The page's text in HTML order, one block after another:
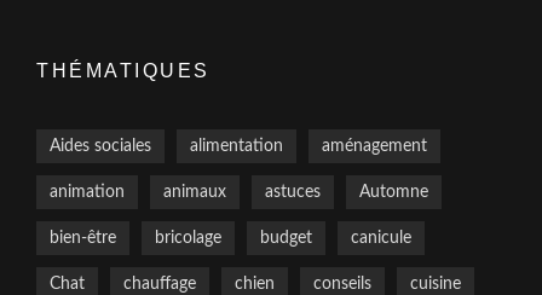
THÉMATIQUES
Aides sociales alimentation aménagement
animation animaux astuces Automne
bien-être bricolage budget canicule
Chat chauffage chien conseils cuisine